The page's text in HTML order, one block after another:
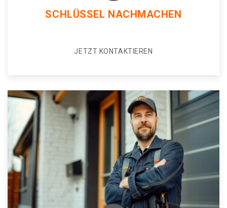
SCHLÜSSEL NACHMACHEN
JETZT KONTAKTIEREN